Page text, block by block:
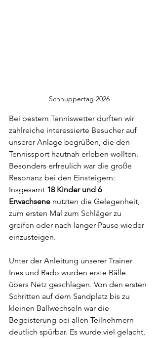
Schnuppertag 2026
Bei bestem Tenniswetter durften wir
zahlreiche interessierte Besucher auf
unserer Anlage begrüßen, die den
Tennissport hautnah erleben wollten.
Besonders erfreulich war die große
Resonanz bei den Einsteigern:
Insgesamt 18 Kinder und 6
Erwachsene nutzten die Gelegenheit,
zum ersten Mal zum Schläger zu
greifen oder nach langer Pause wieder
einzusteigen.
Unter der Anleitung unserer Trainer
Ines und Rado wurden erste Bälle
übers Netz geschlagen. Von den ersten
Schritten auf dem Sandplatz bis zu
kleinen Ballwechseln war die
Begeisterung bei allen Teilnehmern
deutlich spürbar. Es wurde viel gelacht,